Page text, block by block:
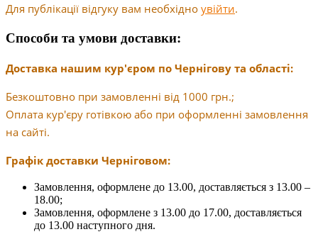
Для публікації відгуку вам необхідно увійти.
Способи та умови доставки:
Доставка нашим кур'єром по Чернігову та області:
Безкоштовно при замовленні від 1000 грн.;
Оплата кур'єру готівкою або при оформленні замовлення
на сайті.
Графік доставки Черніговом:
Замовлення, оформлене до 13.00, доставляється з 13.00 –
18.00;
Замовлення, оформлене з 13.00 до 17.00, доставляється
до 13.00 наступного дня.